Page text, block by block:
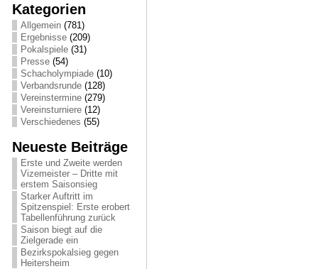
Kategorien
Allgemein(781)
Ergebnisse(209)
Pokalspiele(31)
Presse(54)
Schacholympiade(10)
Verbandsrunde(128)
Vereinstermine(279)
Vereinsturniere(12)
Verschiedenes (55)
Neueste Beiträge
Erste und Zweite werden
Vizemeister – Dritte mit
erstem Saisonsieg
Starker Auftritt im
Spitzenspiel: Erste erobert
Tabellenführung zurück
Saison biegt auf die
Zielgerade ein
Bezirkspokalsieg gegen
Heitersheim